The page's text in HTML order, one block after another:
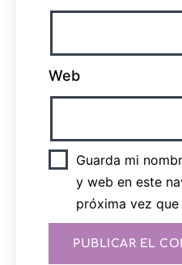
Web
Guarda mi
y web en este
próxima vez que